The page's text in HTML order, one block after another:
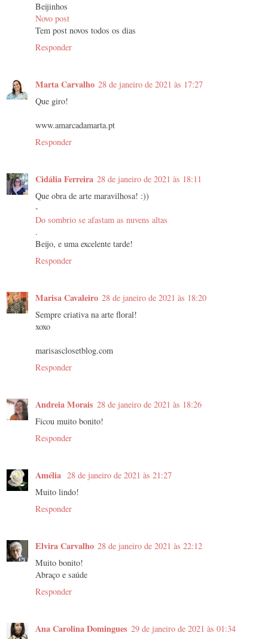
Beijinhos
Novo post
Tem post novos todos os dias
Responder
Marta Carvalho 28 de janeiro de 2021 às 17:27
Que giro!
www.amarcadamarta.pt
Responder
Cidália Ferreira 28 de janeiro de 2021 às 18:11
Que obra de arte maravilhosa! :))
-
Do sombrio se afastam as nuvens altas
.
Beijo, e uma excelente tarde!
Responder
Marisa Cavaleiro 28 de janeiro de 2021 às 18:20
Sempre criativa na arte floral!
xoxo
marisasclosetblog.com
Responder
Andreia Morais 28 de janeiro de 2021 às 18:26
Ficou muito bonito!
Responder
Amélia 28 de janeiro de 2021 às 21:27
Muito lindo!
Responder
Elvira Carvalho 28 de janeiro de 2021 às 22:12
Muito bonito!
Abraço e saúde
Responder
Ana Carolina Domingues 29 de janeiro de 2021 às 01:34